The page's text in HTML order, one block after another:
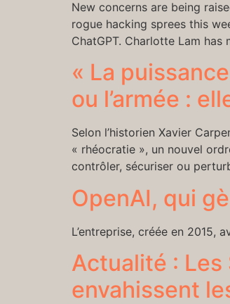
New concerns are being
rogue hacking sprees this
ChatGPT. Charlotte Lam has
« La
ou l’armée :
Selon l’historien Xavier
« rhéocratie », un nouvel
contrôler, sécuriser ou
OpenAI, qui
L’entreprise, créée en 2015,
Actualité : Les
envahissent